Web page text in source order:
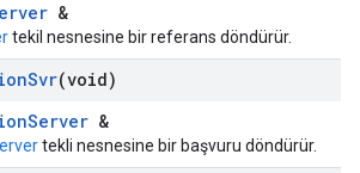
&
tekil nesnesine bir referans döndürür.
Svr(void)
&
tekli nesnesine bir başvuru döndürür.